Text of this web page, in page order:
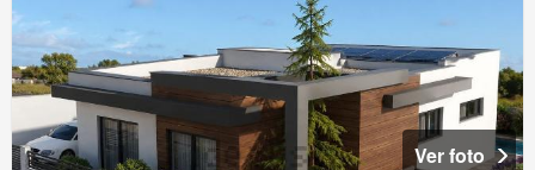
Ver foto